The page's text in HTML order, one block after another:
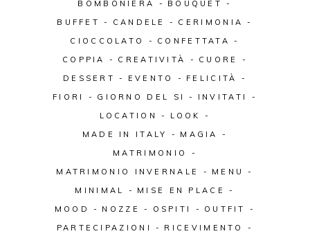
BOMBONIERA
BOUQUET
BUFFET
CANDELE
CERIMONIA
CIOCCOLATO
CONFETTATA
COPPIA
CREATIVITÀ
CUORE
DESSERT
EVENTO
FELICITÀ
FIORI
GIORNO DEL SI
INVITATI
LOCATION
LOOK
MADE IN ITALY
MAGIA
MATRIMONIO
MATRIMONIO INVERNALE
MENU
MINIMAL
MISE EN PLACE
MOOD
NOZZE OSPITI
OUTFIT
PARTECIPAZIONI
RICEVIMENTO